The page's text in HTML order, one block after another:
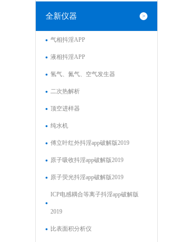
全新仪器
气相抖淫APP
液相抖淫APP
氢气、氮气、空气发生器
二次热解析
顶空进样器
纯水机
傅立叶红外抖淫app破解版2019
原子吸收抖淫app破解版2019
原子荧光抖淫app破解版2019
ICP电感耦合等离子抖淫app破解版
2019
比表面积分析仪